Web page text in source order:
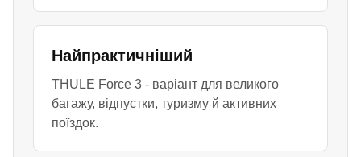
Найпрактичніший
THULE Force 3 - варіант для великого
багажу, відпустки, туризму й активних
поїздок.